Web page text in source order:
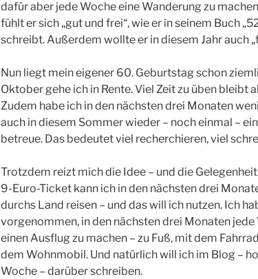
dafür aber jede Woche eine Wanderung zu
fühlt er sich „gut und frei“, wie er in seinem Buch
schreibt. Außerdem wollte er in diesem Jahr auch
Nun liegt mein eigener 60. Geburtstag schon
Oktober gehe ich in Rente. Viel Zeit zu üben bleibt
Zudem habe ich in den nächsten drei Monaten
auch in diesem Sommer wieder – noch einmal –
betreue. Das bedeutet viel recherchieren, viel
Trotzdem reizt mich die Idee – und die
9-Euro-Ticket kann ich in den nächsten drei
durchs Land reisen – und das will ich nutzen. Ich
vorgenommen, in den nächsten drei Monaten
einen Ausflug zu machen – zu Fuß, mit dem
dem Wohnmobil. Und natürlich will ich im Blog –
Woche – darüber schreiben.